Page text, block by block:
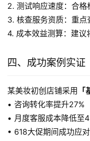
2. 测试响应速度：合
3. 核查服务资质：重
4. 成本效益测算：建
四、成功案例实证
某美妆初创店铺采用
• 咨询转化率提升27%
• 月度客服成本降低至
• 618大促期间成功应